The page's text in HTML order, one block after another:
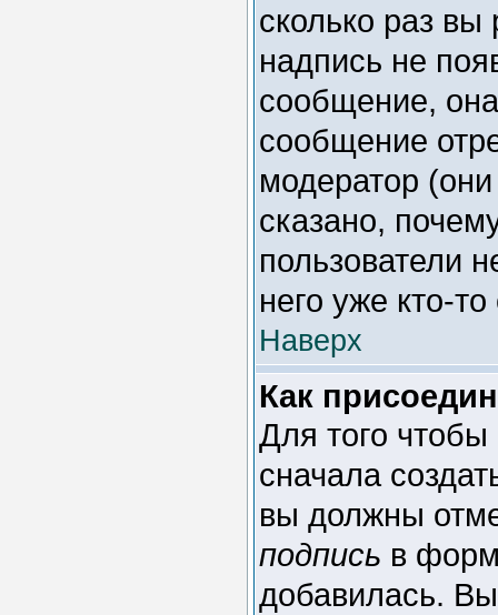
сколько раз
надпись не
сообщение,
сообщение
модератор
сказано,
пользователи
него уже кто-то
Наверх
Как
Для того
сначала
вы должны
подпись в
добавилась.